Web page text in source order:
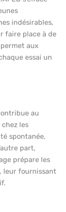
indésirables,
faire place à de
aux
essai un
au
les
spontanée,
part,
prépare les
leur fournissant